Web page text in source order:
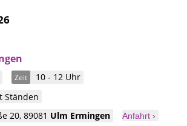
Zeit 10 - 12 Uhr
Ständen
20,89081 Ulm Ermingen
Anfahrt ›